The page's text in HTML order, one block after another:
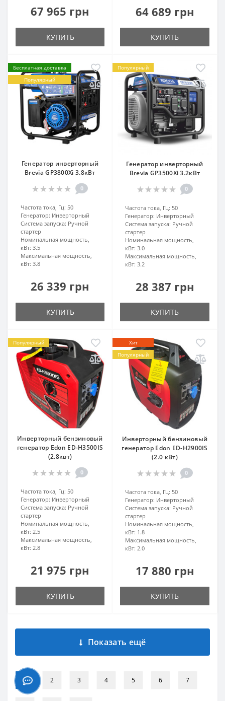
67 965 грн
КУПИТЬ
64 689 грн
КУПИТЬ
Бесплатная доставка
Популярный
Генератор инверторный
Brevia GP3800Xi 3.8кВт
0
Частота тока, Гц: 50
Генератор: Инверторный
Система запуска: Ручной
стартер
Номинальная мощность,
кВт: 3.5
Максимальная мощность,
кВт: 3.8
26 339 грн
КУПИТЬ
Популярный
Генератор инверторный
Brevia GP3500Xi 3.2кВт
0
Частота тока, Гц: 50
Генератор: Инверторный
Система запуска: Ручной
стартер
Номинальная мощность,
кВт: 3.0
Максимальная мощность,
кВт: 3.2
28 387 грн
КУПИТЬ
Популярный
Инверторный бензиновый
генератор Edon ED-H3500IS
(2.8квт)
0
Частота тока, Гц: 50
Генератор: Инверторный
Система запуска: Ручной
стартер
Номинальная мощность,
кВт: 2.5
Максимальная мощность,
кВт: 2.8
21 975 грн
КУПИТЬ
Хит
Популярный
Инверторный бензиновый
генератор Edon ED-H2900IS
(2.0 кВт)
0
Частота тока, Гц: 50
Генератор: Инверторный
Система запуска: Ручной
стартер
Номинальная мощность,
кВт: 1.8
Максимальная мощность,
кВт: 2.0
17 880 грн
КУПИТЬ
Показать ещё
1 2 3 4 5 6 7